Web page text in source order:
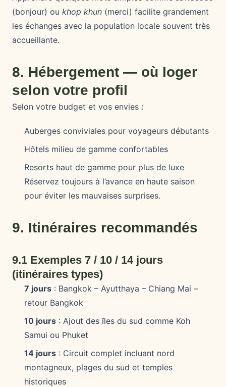
(bonjour) ou khop khun (merci) facilite grandement
les échanges avec la population locale souvent très
accueillante.
8. Hébergement — où loger
selon votre profil
Selon votre budget et vos envies :
Auberges conviviales pour voyageurs débutants
Hôtels milieu de gamme confortables
Resorts haut de gamme pour plus de luxe
Réservez toujours à l’avance en haute saison
pour éviter les mauvaises surprises.
9. Itinéraires recommandés
9.1 Exemples 7 / 10 / 14 jours
(itinéraires types)
7 jours : Bangkok – Ayutthaya – Chiang Mai –
retour Bangkok
10 jours : Ajout des îles du sud comme Koh
Samui ou Phuket
14 jours : Circuit complet incluant nord
montagneux, plages du sud et temples
historiques